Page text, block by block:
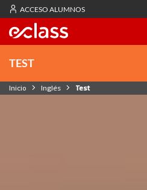
ACCESO ALUMNOS
TEST
Inicio Inglés Test